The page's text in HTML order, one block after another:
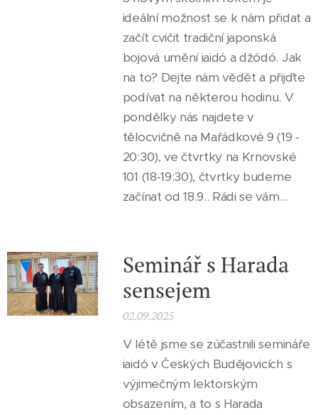
ideální možnost se k nám přidat a
začít cvičit tradiční japonská
bojová umění iaidó a džódó. Jak
na to? Dejte nám vědět a přijďte
podívat na některou hodinu. V
pondělky nás najdete v
tělocvičně na Mařádkové 9 (19 -
20:30), ve čtvrtky na Krnovské
101 (18-19:30), čtvrtky budeme
začínat od 18.9.. Rádi se vám...
Seminář s Harada
sensejem
02.09.2025
V létě jsme se zúčastnili semináře
iaidó v Českých Budějovicích s
výjimečným lektorským
obsazením, a to s Harada